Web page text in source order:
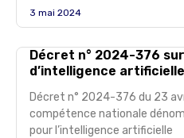
3 mai 2024
Décret n° 2024-376 sur
d’intelligence
Décret n° 2024-376 du 23
compétence nationale
pour l’intelligence artificielle